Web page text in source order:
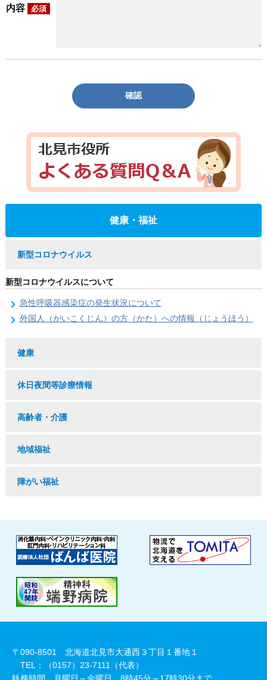
内容 必須
確認
健康・福祉
新型コロナウイルス
新型コロナウイルスについて
急性呼吸器感染症の発生状況について
外国人（がいこくじん）の方（かた）への情報（じょうほう）
健康
休日夜間等診療情報
高齢者・介護
地域福祉
障がい福祉
〒090-8501 北海道北見市大通西３丁目１番地１
TEL：（0157）23-7111（代表）